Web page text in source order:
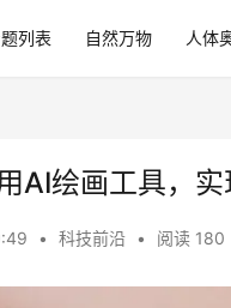
列表 自然万物 人体
AI绘画工具，实
• 科技前沿 • 阅读 180